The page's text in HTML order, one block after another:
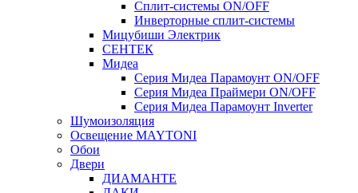
Сплит-системы ON/OFF
Инверторные сплит-системы
Мицубиши Электрик
СЕНТЕК
Мидеа
Серия Мидеа Парамоунт ON/OFF
Серия Мидеа Праймери ON/OFF
Серия Мидеа Парамоунт Inverter
Шумоизоляция
Освещение MAYTONI
Обои
Двери
ДИАМАНТЕ